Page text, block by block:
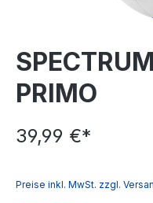
PRIMO
39,99 €*
Preise inkl. MwSt. zzgl.